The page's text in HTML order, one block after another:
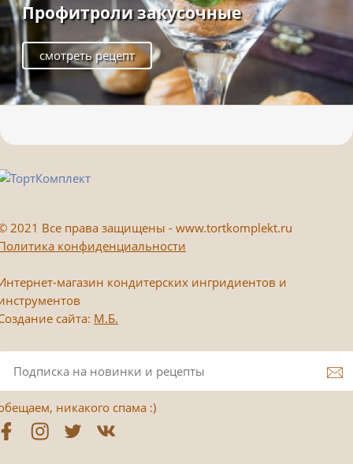
Профитроли закусочные
смотреть рецепт
2021 Все права защищены - www.tortkomplekt.ru
конфиденциальности
магазин кондитерских ингридиентов и
сайта: М.Б.
никакого спама :)